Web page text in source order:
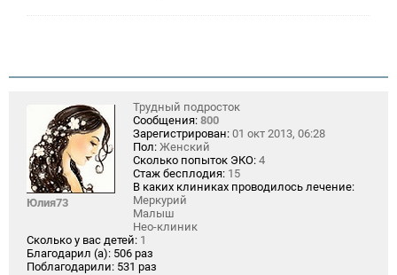
Юлия73
Трудный подросток
Сообщения: 800
Зарегистрирован: 01 окт 2013, 06:28
Пол: Женский
Сколько попыток ЭКО: 4
Стаж бесплодия: 15
В каких клиниках проводилось лечение:
Меркурий
Малыш
Нео-клиник
Сколько у вас детей: 1
Благодарил (а): 506 раз
Поблагодарили: 531 раз